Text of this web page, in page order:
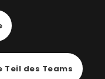
Teil des Teams